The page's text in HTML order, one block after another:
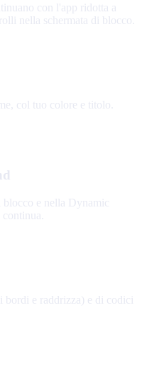
con l'app ridotta a
nella schermata di blocco.
col tuo colore e titolo.
blocco e nella Dynamic
e raddrizza) e di codici